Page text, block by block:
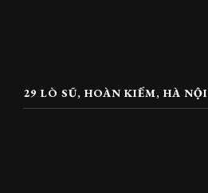
29 LÒ SŨ, HOÀN KIẾM, HÀ NỘI